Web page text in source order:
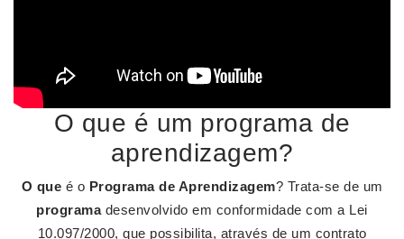
O que é um programa de
aprendizagem?
O que é o Programa de Aprendizagem? Trata-se de um
programadesenvolvido em conformidade com a Lei
10.097/2000, que possibilita, através de um contrato